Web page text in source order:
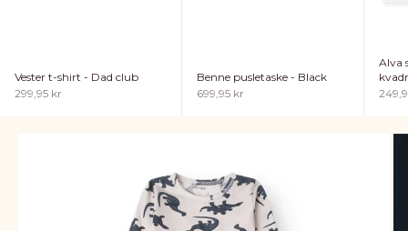
Vester t-shirt - Dad club
Salgspris
299,95 kr
Benne pusletaske - Black
Salgspris
699,95 kr
Alva